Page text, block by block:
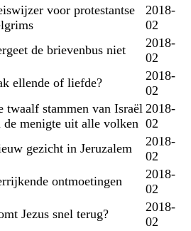
voor protestantse
2018-
02
de brievenbus niet
2018-
02
ellende of liefde?
2018-
02
twaalf stammen van Israël
de menigte uit alle volken
2018-
02
gezicht in Jeruzalem
2018-
02
ontmoetingen
2018-
02
Jezus snel terug?
2018-
02